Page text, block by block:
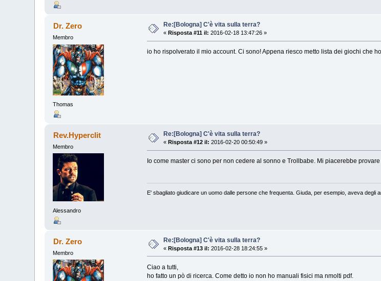
Dr. Zero
Membro
Thomas
Re:[Bologna] C'è vita sulla terra?
« Risposta #11 il: 2016-02-18 13:47:26 »
io ho rispolverato il mio account. Ci sono! Appena riesco metto lista dei giochi che
Rev.Hyperclit
Membro
Alessandro
Re:[Bologna] C'è vita sulla terra?
«Risposta #12 il: 2016-02-20 00:50:49 »
Io come master ci sono per non cedere al sonno e Trollbabe. Mi piacerebbe
E' sbagliato giudicare un uomo dalle persone che frequenta. Giuda, per esempio, aveva degli
Dr. Zero
Membro
Re:[Bologna] C'è vita sulla terra?
«Risposta #13 il: 2016-02-28 18:24:55 »
Ciao a tutti,
ho fatto un pò di ricerca. Come detto io non ho manuali fisici ma nmolti pdf.